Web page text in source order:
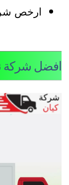
ارخص شركة
شركة